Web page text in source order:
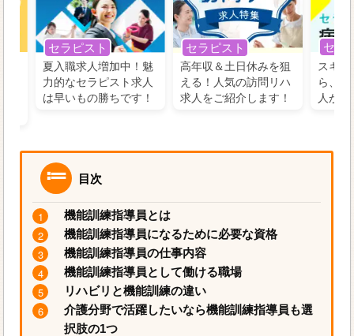
セラピスト
夏入職求人増加中！魅
力的なセラピスト求人
は早いもの勝ちです！
セラピスト
高年収＆土日休みを狙
える！人気の訪問リハ
求人をご紹介します！
セラ
スキ
ら、
人が
目次
機能訓練指導員とは
機能訓練指導員になるために必要な資格
機能訓練指導員の仕事内容
機能訓練指導員として働ける職場
リハビリと機能訓練の違い
介護分野で活躍したいなら機能訓練指導員も選
択肢の1つ